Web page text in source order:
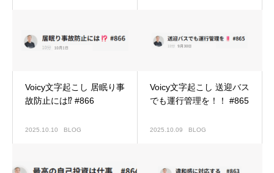
Voicy文字起こし 居眠り事
故防止には⁉ #866
2025.10.10 BLOG
Voicy文字起こし 送迎バス
でも運行管理を！！ #865
2025.10.09 BLOG